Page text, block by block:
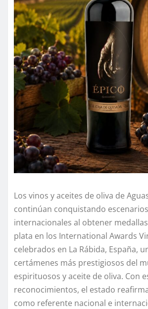
Los vinos y aceites de oliva de
continúan conquistando escenarios
internacionales al obtener
plata en los International Awards
celebrados en La Rábida, España,
certámenes más prestigiosos del
espirituosos y aceite de oliva. Con
reconocimientos, el estado
como referente nacional e